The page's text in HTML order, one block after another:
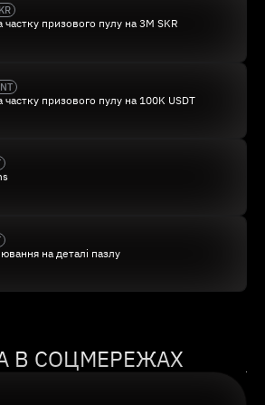
частку призового пулу на 3M SKR
частку призового пулу на 100K USDT
на деталі пазлу
В СОЦМЕРЕЖАХ